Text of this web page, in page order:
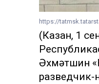
https://
(Казан, 1
Әхмәтшин
разведчик-